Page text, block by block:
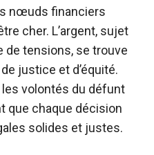
nœuds financiers
cher. L’argent, sujet
de tensions, se trouve
justice et d’équité.
les volontés du défunt
que chaque décision
solides et justes.